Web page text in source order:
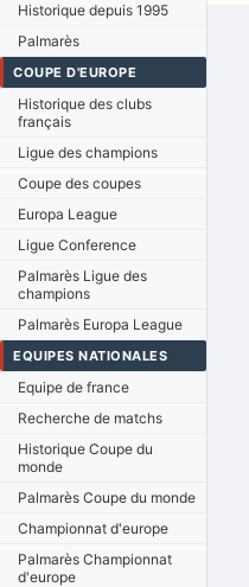
Historique depuis 1995
Palmarès
COUPE D'EUROPE
Historique des clubs
français
Ligue des champions
Coupe des coupes
Europa League
Ligue Conference
Palmarès Ligue des
champions
Palmarès Europa League
EQUIPES NATIONALES
Equipe de france
Recherche de matchs
Historique Coupe du
monde
Palmarès Coupe du monde
Championnat d'europe
Palmarès Championnat
d'europe